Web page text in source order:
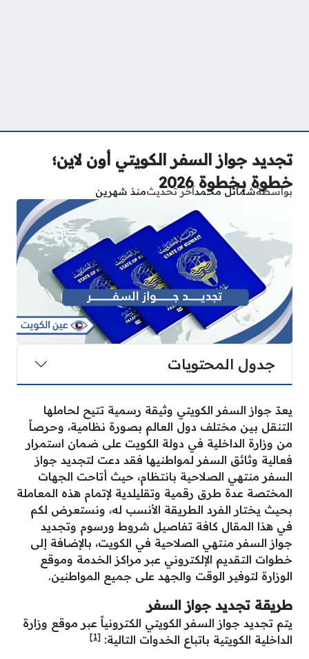
تجديد جواز السفر الكويتي أون لاين؛
خطوة بخطوة 2026
بواسطةشمائل محمدآخر تحديثمنذ شهرين
جدول المحتويات
يعدّ جواز السفر الكويتي وثيقة رسمية تتيح لحاملها
التنقل بين مختلف دول العالم بصورة نظامية، وحرصاً
من وزارة الداخلية في دولة الكويت على ضمان استمرار
فعالية وثائق السفر لمواطنيها فقد دعت لتجديد جواز
السفر منتهي الصلاحية بانتظام، حيث أتاحت الجهات
المختصة عدة طرق رقمية وتقليلدية لإتمام هذه المعاملة
بحيث يختار الفرد الطريقة الأنسب له، ونستعرض لكم
في هذا المقال كافة تفاصيل شروط ورسوم وتجديد
جواز السفر منتهي الصلاحية في الكويت، بالإضافة إلى
خطوات التقديم الإلكتروني عبر مراكز الخدمة وموقع
الوزارة لتوفير الوقت والجهد على جميع المواطنين.
طريقة تجديد جواز السفر
يتم تجديد جواز السفر الكويتي الكترونياً عبر موقع وزارة
الداخلية الكويتية باتباع الخدوات التالية: [1]